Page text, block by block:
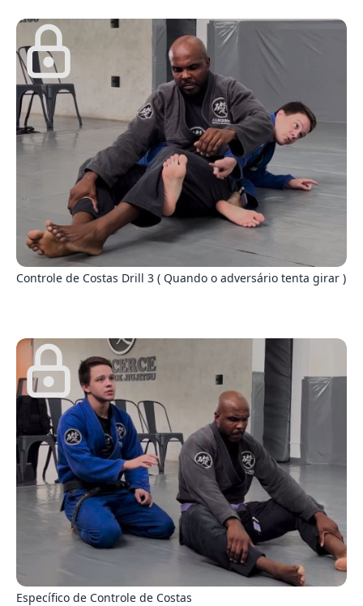
Controle de Costas Drill 3 ( Quando o adversário tenta girar )
Específico de Controle de Costas